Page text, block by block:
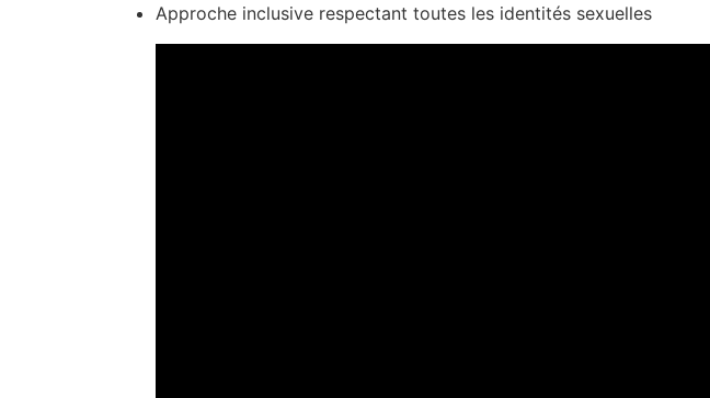
Approche inclusive respectant toutes les identités sexuelles